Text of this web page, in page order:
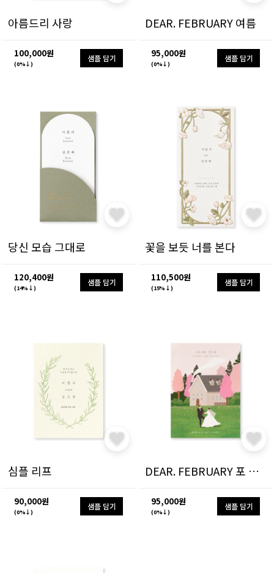
아름드리 사랑
100,000원
(0%↓)
샘플 담기
DEAR. FEBRUARY 여름
95,000원
(0%↓)
샘플 담기
당신 모습 그대로
120,400원
(14%↓)
샘플 담기
꽃을 보듯 너를 본다
110,500원
(15%↓)
샘플 담기
심플 리프
90,000원
(0%↓)
샘플 담기
DEAR. FEBRUARY 포 시즌
95,000원
(0%↓)
샘플 담기